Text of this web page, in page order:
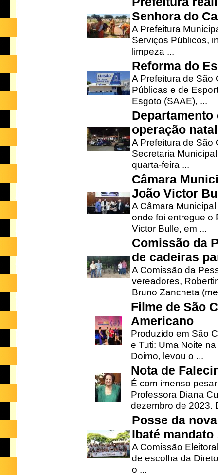
Senhora do
A Prefeitura
Serviços Públicos,
limpeza ...
Reforma do
A Prefeitura de São
Públicas e de
Esgoto (SAAE), ...
operação
A Prefeitura de São
Secretaria
quarta-feira ...
Câmara
João Victor
A Câmara
onde foi entregue o
Victor Bulle, em ...
Comissão da
de cadeiras
A Comissão da
vereadores,
Bruno Zancheta
Filme de São
Americano
Produzido em São
e Tuti: Uma Noite
Doimo, levou o ...
Nota de
É com imenso
Professora Diana
dezembro de 2023.
Posse da
Ibaté mandato
A Comissão
de escolha da
o ...